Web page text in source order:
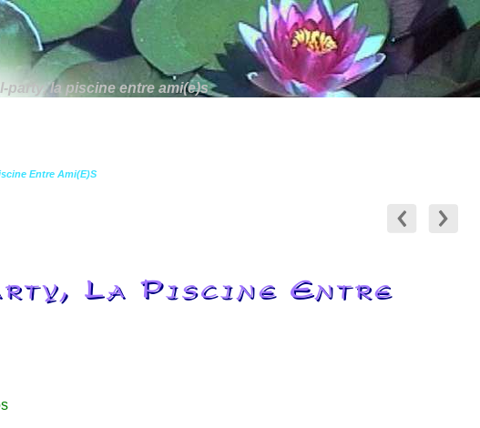
party, la piscine entre ami(e)s
Entre Ami(e)s
La Piscine Entre